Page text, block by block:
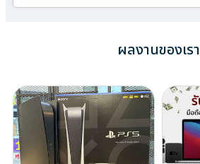
ผลงานของเรา